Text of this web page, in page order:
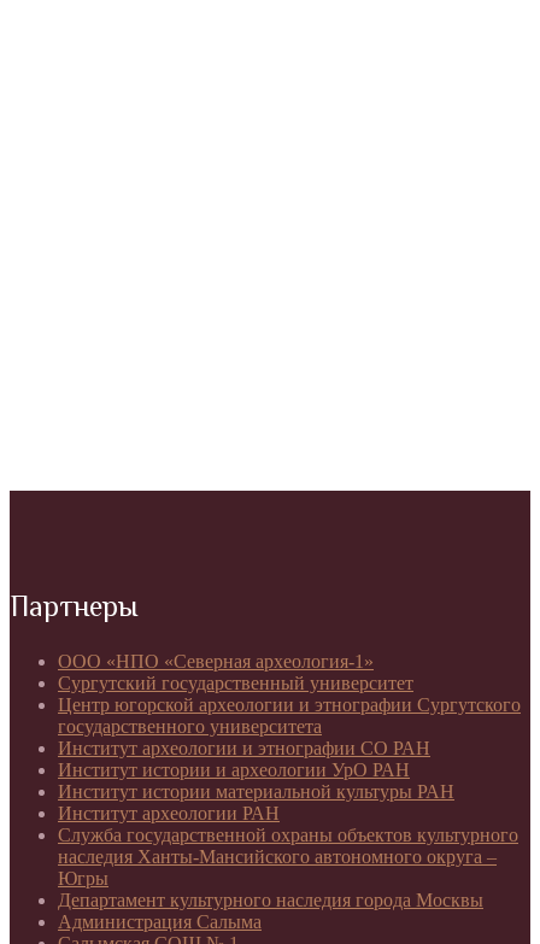
Партнеры
ООО «НПО «Северная археология-1»
Сургутский государственный университет
Центр югорской археологии и этнографии Сургутского
государственного университета
Институт археологии и этнографии СО РАН
Институт истории и археологии УрО РАН
Институт истории материальной культуры РАН
Институт археологии РАН
Служба государственной охраны объектов культурного
наследия Ханты-Мансийского автономного округа –
Югры
Департамент культурного наследия города Москвы
Администрация Салыма